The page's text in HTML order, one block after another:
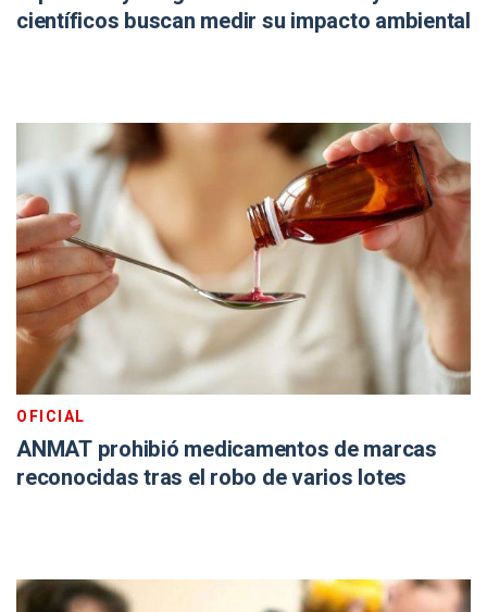
científicos buscan medir su impacto ambiental
OFICIAL
ANMAT prohibió medicamentos de marcas
reconocidas tras el robo de varios lotes